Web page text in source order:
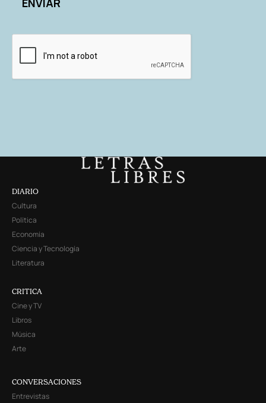
DIARIO
Cultura
Política
Economía
Ciencia y Tecnología
Literatura
CRITICA
Cine y TV
Libros
Música
Arte
CONVERSACIONES
Entrevistas